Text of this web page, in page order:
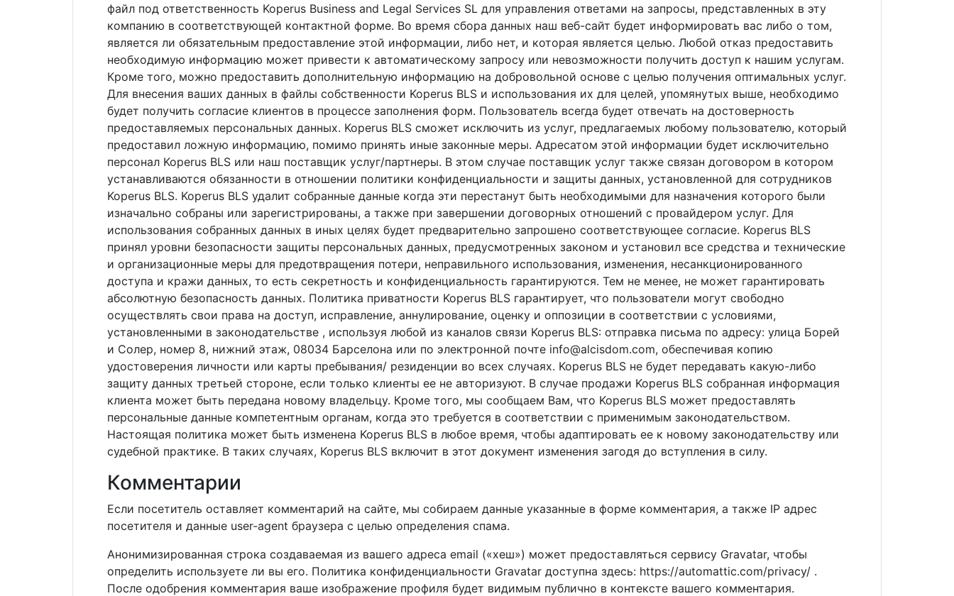
файл под ответственность Koperus Business and Legal Services SL для управления ответами на запросы, представленных в эту
компанию в соответствующей контактной форме. Во время сбора данных наш веб-сайт будет информировать вас либо о том,
является ли обязательным предоставление этой информации, либо нет, и которая является целью. Любой отказ предоставить
необходимую информацию может привести к автоматическому запросу или невозможности получить доступ к нашим услугам.
Кроме того, можно предоставить дополнительную информацию на добровольной основе с целью получения оптимальных услуг.
Для внесения ваших данных в файлы собственности Koperus BLS и использования их для целей, упомянутых выше, необходимо
будет получить согласие клиентов в процессе заполнения форм. Пользователь всегда будет отвечать на достоверность
предоставляемых персональных данных. Koperus BLS сможет исключить из услуг, предлагаемых любому пользователю, который
предоставил ложную информацию, помимо принять иные законные меры. Адресатом этой информации будет исключительно
персонал Koperus BLS или наш поставщик услуг/партнеры. В этом случае поставщик услуг также связан договором в котором
устанавливаются обязанности в отношении политики конфиденциальности и защиты данных, установленной для сотрудников
Koperus BLS. Koperus BLS удалит собранные данные когда эти перестанут быть необходимыми для назначения которого были
изначально собраны или зарегистрированы, а также при завершении договорных отношений с провайдером услуг. Для
использования собранных данных в иных целях будет предварительно запрошено соответствующее согласие. Koperus BLS
принял уровни безопасности защиты персональных данных, предусмотренных законом и установил все средства и технические
и организационные меры для предотвращения потери, неправильного использования, изменения, несанкционированного
доступа и кражи данных, то есть секретность и конфиденциальность гарантируются. Тем не менее, не может гарантировать
абсолютную безопасность данных. Политика приватности Koperus BLS гарантирует, что пользователи могут свободно
осуществлять свои права на доступ, исправление, аннулирование, оценку и оппозиции в соответствии с условиями,
установленными в законодательстве , используя любой из каналов связи Koperus BLS: отправка письма по адресу: улица Борей
и Солер, номер 8, нижний этаж, 08034 Барселона или по электронной почте info@alcisdom.com, обеспечивая копию
удостоверения личности или карты пребывания/ резиденции во всех случаях. Koperus BLS не будет передавать какую-либо
защиту данных третьей стороне, если только клиенты ее не авторизуют. В случае продажи Koperus BLS собранная информация
клиента может быть передана новому владельцу. Кроме того, мы сообщаем Вам, что Koperus BLS может предоставлять
персональные данные компетентным органам, когда это требуется в соответствии с применимым законодательством.
Настоящая политика может быть изменена Koperus BLS в любое время, чтобы адаптировать ее к новому законодательству или
судебной практике. В таких случаях, Koperus BLS включит в этот документ изменения загодя до вступления в силу.
Комментарии
Если посетитель оставляет комментарий на сайте, мы собираем данные указанные в форме комментария, а также IP адрес
посетителя и данные user-agent браузера с целью определения спама.
Анонимизированная строка создаваемая из вашего адреса email («хеш») может предоставляться сервису Gravatar, чтобы
определить используете ли вы его. Политика конфиденциальности Gravatar доступна здесь: https://automattic.com/privacy/ .
После одобрения комментария ваше изображение профиля будет видимым публично в контексте вашего комментария.